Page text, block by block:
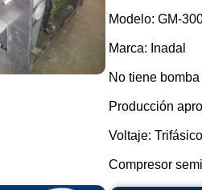
Modelo: GM-
Marca: Inadal
No tiene
Producción
Voltaje:
Compresor